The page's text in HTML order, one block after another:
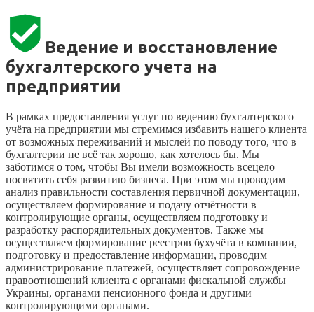
Ведение и восстановление
бухгалтерского учета на
предприятии
В рамках предоставления услуг по ведению бухгалтерского
учёта на предприятии мы стремимся избавить нашего клиента
от возможных переживаний и мыслей по поводу того, что в
бухгалтерии не всё так хорошо, как хотелось бы. Мы
заботимся о том, чтобы Вы имели возможность всецело
посвятить себя развитию бизнеса. При этом мы проводим
анализ правильности составления первичной документации,
осуществляем формирование и подачу отчётности в
контролирующие органы, осуществляем подготовку и
разработку распорядительных документов. Также мы
осуществляем формирование реестров бухучёта в компании,
подготовку и предоставление информации, проводим
администрирование платежей, осуществляет сопровождение
правоотношений клиента с органами фискальной службы
Украины, органами пенсионного фонда и другими
контролирующими органами.